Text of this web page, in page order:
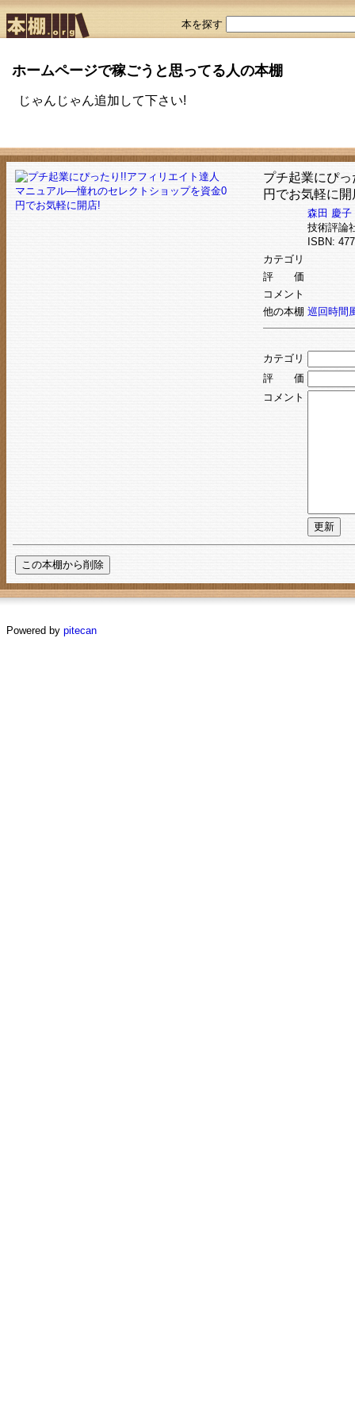
本を探す
ホームページで稼ごうと思ってる人の本棚
じゃんじゃん追加して下さい!
プチ起業にぴ
円でお気軽に開
森田 慶子
技術評論
ISBN:
カテゴリ
評 価
コメント
他の本棚 巡回時間
カテゴリ
評 価
コメント
Powered by pitecan